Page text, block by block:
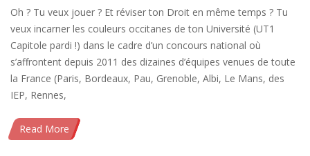
Oh ? Tu veux jouer ? Et réviser ton Droit en même temps ? Tu
veux incarner les couleurs occitanes de ton Université (UT1
Capitole pardi !) dans le cadre d’un concours national où
s’affrontent depuis 2011 des dizaines d’équipes venues de toute
la France (Paris, Bordeaux, Pau, Grenoble, Albi, Le Mans, des
IEP, Rennes,
Read More